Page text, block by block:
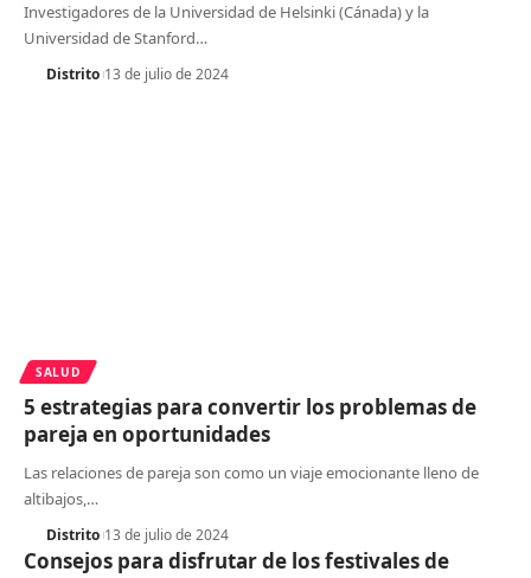
Investigadores de la Universidad de Helsinki (Cánada) y la
Universidad de Stanford…
Distrito 13 de julio de 2024
SALUD
5 estrategias para convertir los problemas de
pareja en oportunidades
Las relaciones de pareja son como un viaje emocionante lleno de
altibajos,…
Distrito 13 de julio de 2024
Consejos para disfrutar de los festivales de